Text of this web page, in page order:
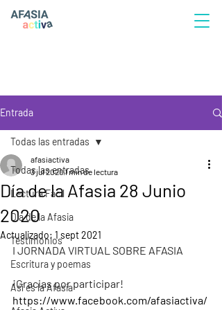
Entrada
Todas las entradas
Lectura Fácil
Día de la Afasia
Testimonios
Escritura y poemas
Así es la Afasia
Todas las entradas
Día de la Afasia 28 Junio
2020
afasiactiva
3 jul 20201 min de lectura
Actualizado: 1 sept 2021
I JORNADA VIRTUAL SOBRE AFASIA
¡Gracias por participar!
https://www.facebook.com/afasiactiva/